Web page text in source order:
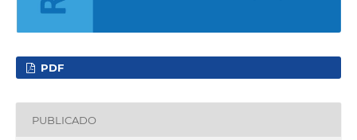
PDF
PUBLICADO